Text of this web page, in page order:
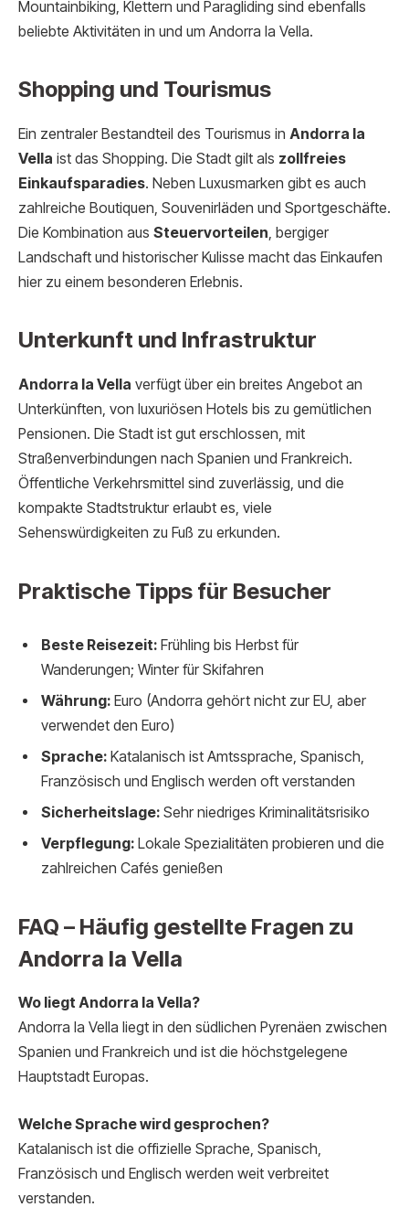
Mountainbiking, Klettern und Paragliding sind ebenfalls
beliebte Aktivitäten in und um Andorra la Vella.
Shopping und Tourismus
Ein zentraler Bestandteil des Tourismus in Andorra la
Vella ist das Shopping. Die Stadt gilt als zollfreies
Einkaufsparadies. Neben Luxusmarken gibt es auch
zahlreiche Boutiquen, Souvenirläden und Sportgeschäfte.
Die Kombination aus Steuervorteilen, bergiger
Landschaft und historischer Kulisse macht das Einkaufen
hier zu einem besonderen Erlebnis.
Unterkunft und Infrastruktur
Andorra la Vella verfügt über ein breites Angebot an
Unterkünften, von luxuriösen Hotels bis zu gemütlichen
Pensionen. Die Stadt ist gut erschlossen, mit
Straßenverbindungen nach Spanien und Frankreich.
Öffentliche Verkehrsmittel sind zuverlässig, und die
kompakte Stadtstruktur erlaubt es, viele
Sehenswürdigkeiten zu Fuß zu erkunden.
Praktische Tipps für Besucher
Beste Reisezeit: Frühling bis Herbst für
Wanderungen; Winter für Skifahren
Währung: Euro (Andorra gehört nicht zur EU, aber
verwendet den Euro)
Sprache: Katalanisch ist Amtssprache, Spanisch,
Französisch und Englisch werden oft verstanden
Sicherheitslage: Sehr niedriges Kriminalitätsrisiko
Verpflegung: Lokale Spezialitäten probieren und die
zahlreichen Cafés genießen
FAQ – Häufig gestellte Fragen zu
Andorra la Vella
Wo liegt Andorra la Vella?
Andorra la Vella liegt in den südlichen Pyrenäen zwischen
Spanien und Frankreich und ist die höchstgelegene
Hauptstadt Europas.
Welche Sprache wird gesprochen?
Katalanisch ist die offizielle Sprache, Spanisch,
Französisch und Englisch werden weit verbreitet
verstanden.